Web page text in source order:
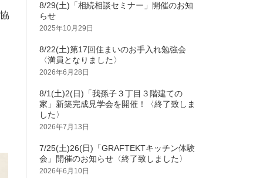
8/29(土)「相続相談セミナー」開催のお知
らせ
2025年10月29日
8/22(土)第17回住まいのお手入れ勉強会
〈満員となりました〉
2026年6月28日
8/1(土)2(日)「我孫子３丁目３階建ての
家」新築完成見学会を開催！〈終了致しま
した〉
2026年7月13日
7/25(土)26(日)「GRAFTEKTキッチン体験
会」開催のお知らせ〈終了致しました〉
2026年6月10日